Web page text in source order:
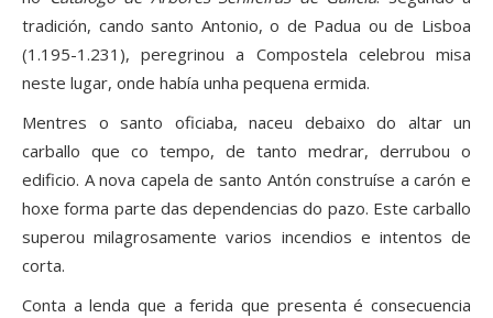
tradición, cando santo Antonio, o de Padua ou de Lisboa
(1.195-1.231), peregrinou a Compostela celebrou misa
neste lugar, onde había unha pequena ermida.
Mentres o santo oficiaba, naceu debaixo do altar un
carballo que co tempo, de tanto medrar, derrubou o
edificio. A nova capela de santo Antón construíse a carón e
hoxe forma parte das dependencias do pazo. Este carballo
superou milagrosamente varios incendios e intentos de
corta.
Conta a lenda que a ferida que presenta é consecuencia